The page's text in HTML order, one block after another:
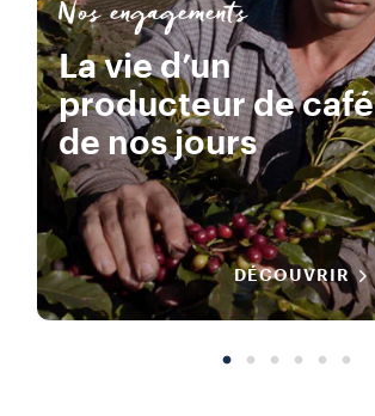
Nos engagements
La vie d’un
producteur de café
de nos jours
DÉCOUVRIR